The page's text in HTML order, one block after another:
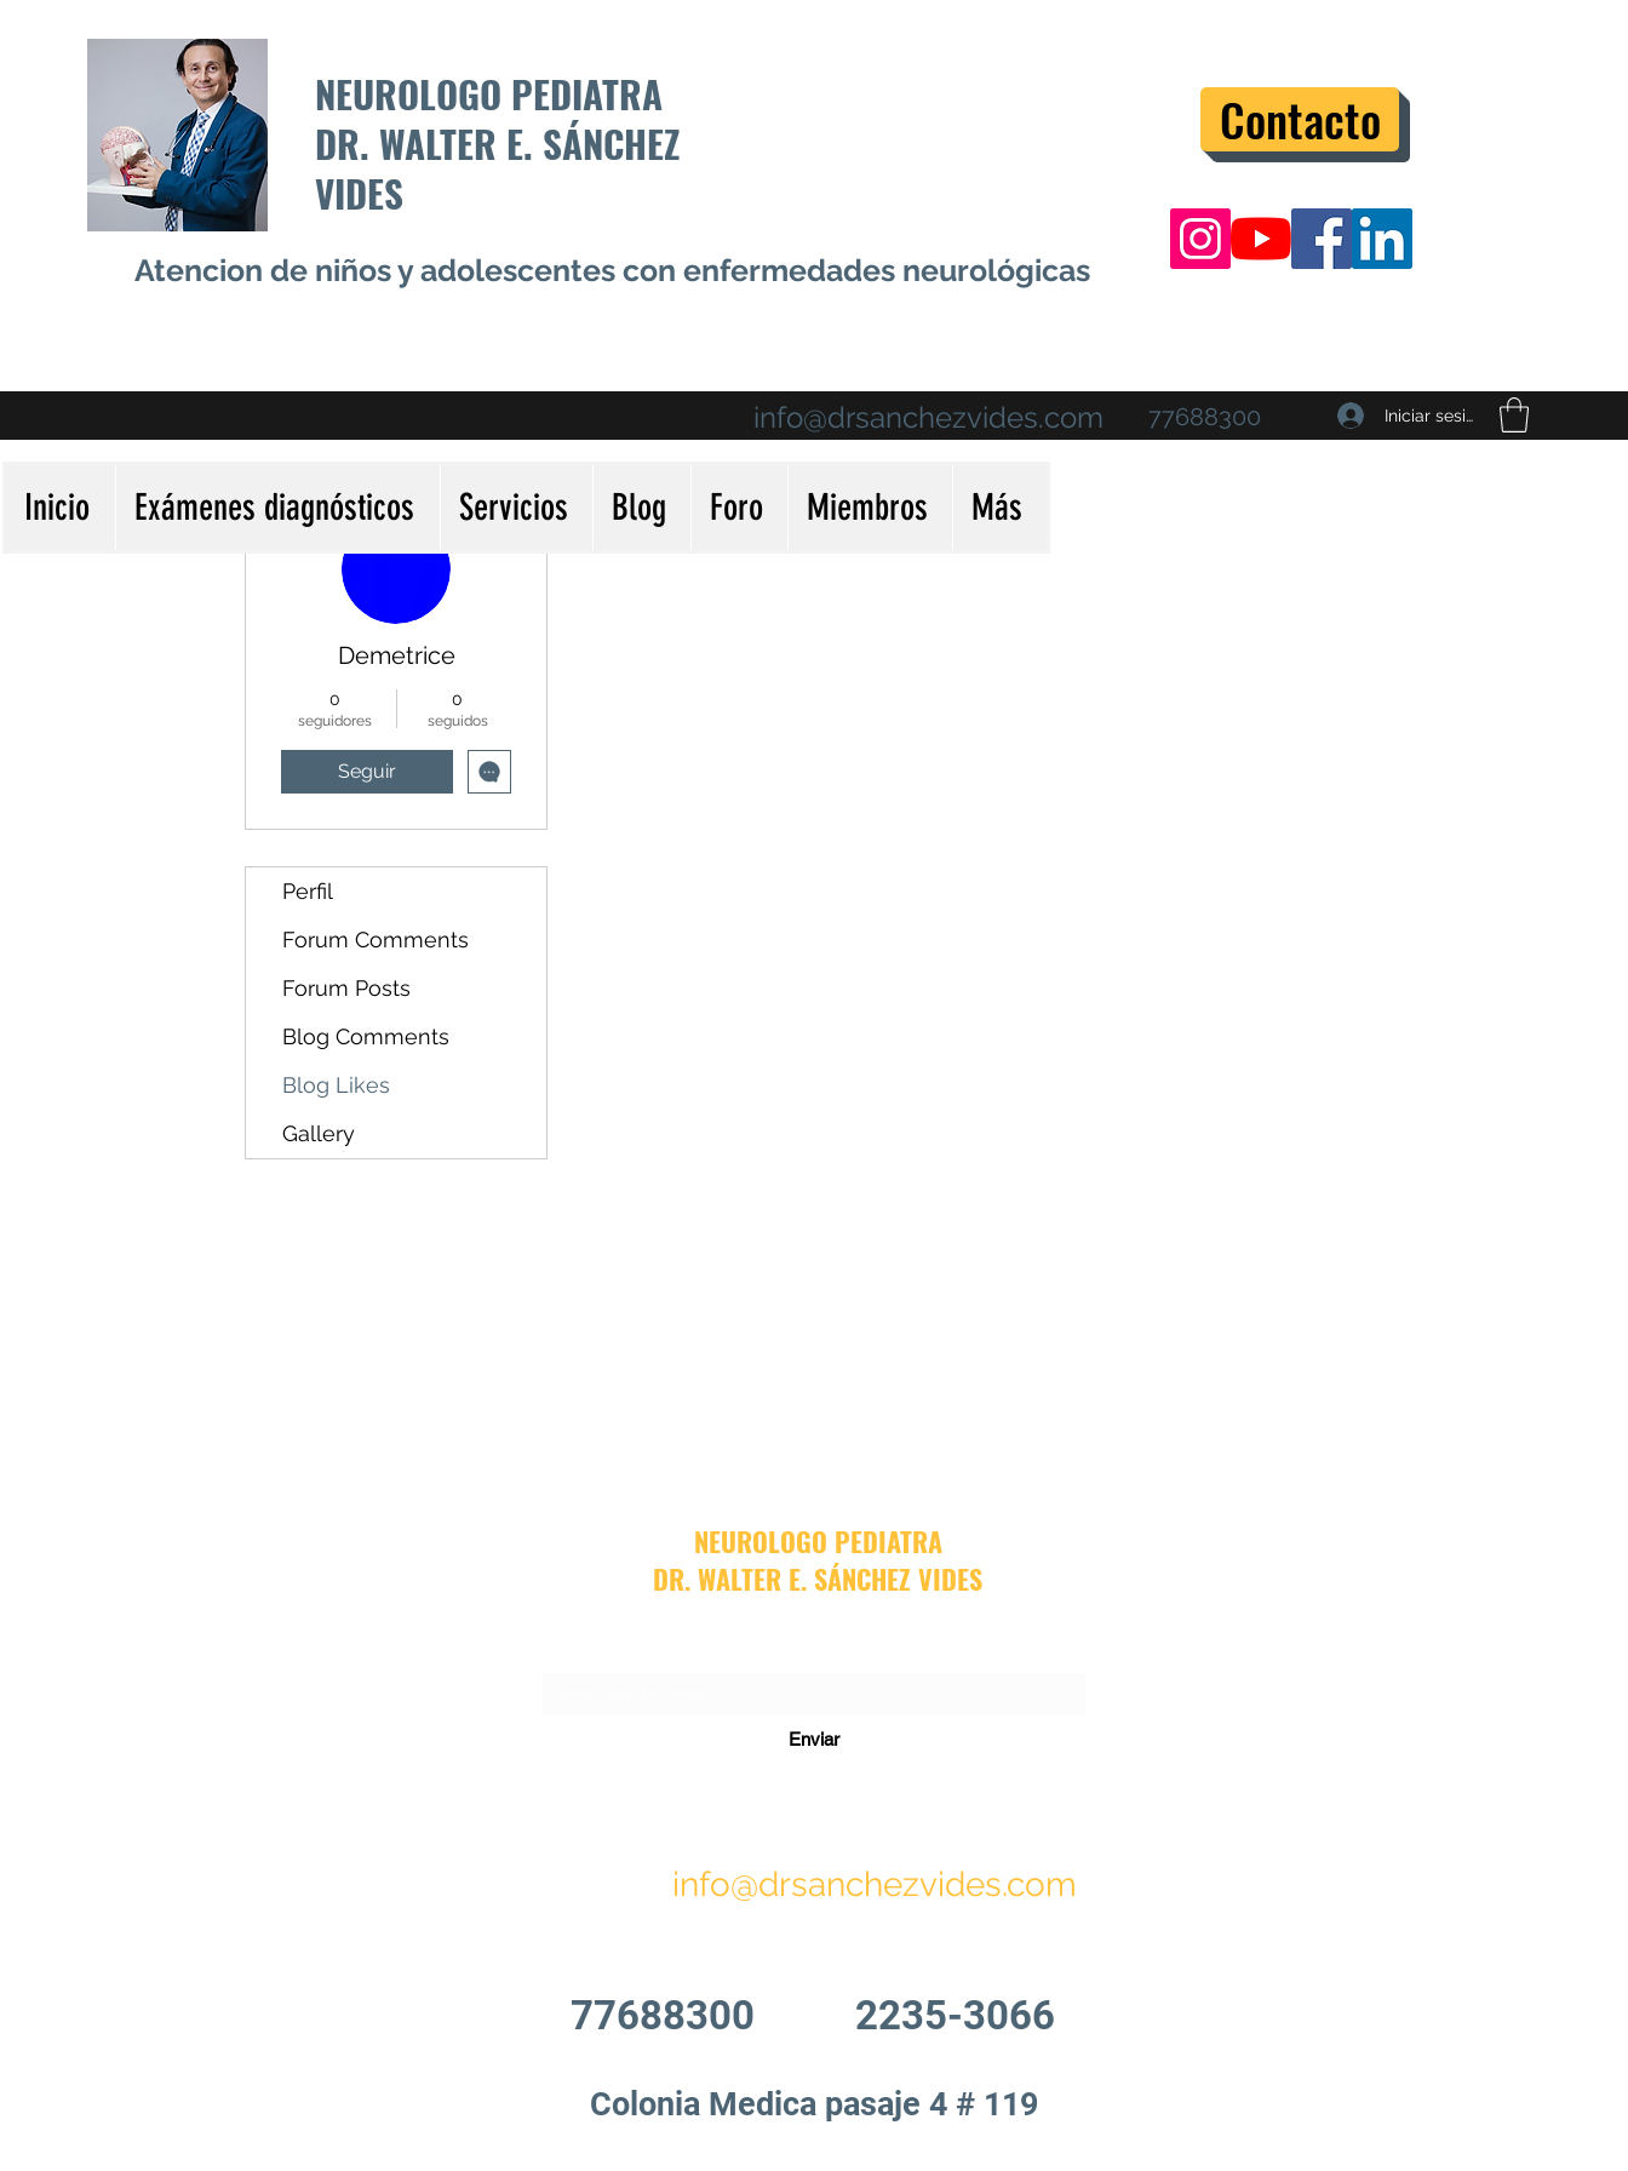
NEUROLOGO PEDIATRA
DR. WALTER E. SÁNCHEZ
VIDES
Atencion de niños y adolescentes con enfermedades neurológicas
Contacto
info@drsanchezvides.com 77688300 Iniciar sesión
Inicio Exámenes diagnósticos Servicios Blog Foro Miembros Más
Demetrice
0
seguidores
0
seguidos
Seguir
Más acciones
Perfil
Forum Comments
Forum Posts
Blog Comments
Blog Likes
Gallery
NEUROLOGO PEDIATRA
DR. WALTER E. SÁNCHEZ VIDES
Enviar
info@drsanchezvides.com
77688300 2235-3066
Colonia Medica pasaje 4 # 119